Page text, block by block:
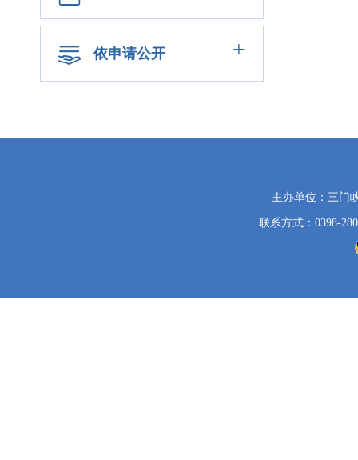
依申请公开 +
主办单位：三门
联系方式：0398-